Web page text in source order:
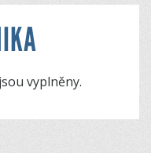
vyplněny.